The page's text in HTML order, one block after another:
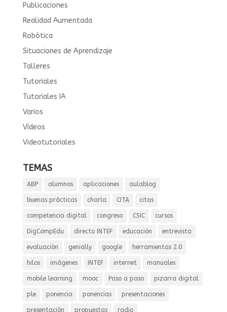
Publicaciones
Realidad Aumentada
Robótica
Situaciones de Aprendizaje
Talleres
Tutoriales
Tutoriales IA
Varios
Vídeos
Videotutoriales
TEMAS
ABP alumnos aplicaciones aulablog
buenas prácticas charla CITA citas
competencia digital congreso CSIC cursos
DigCompEdu directo INTEF educación entrevista
evaluación genially google herramientas 2.0
hilos imágenes INTEF internet manuales
mobile learning mooc Paso a paso pizarra digital
ple ponencia ponencias presentaciones
presentación propuestas radio